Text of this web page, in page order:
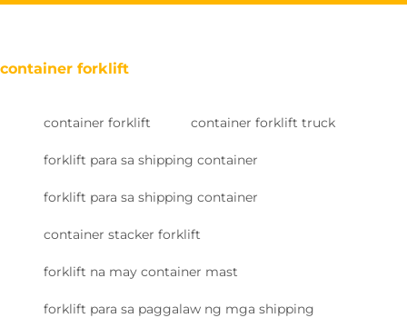
container forklift
container forklift container forklift truck
forklift para sa shipping container
forklift para sa shipping container
container stacker forklift
forklift na may container mast
forklift para sa paggalaw ng mga shipping